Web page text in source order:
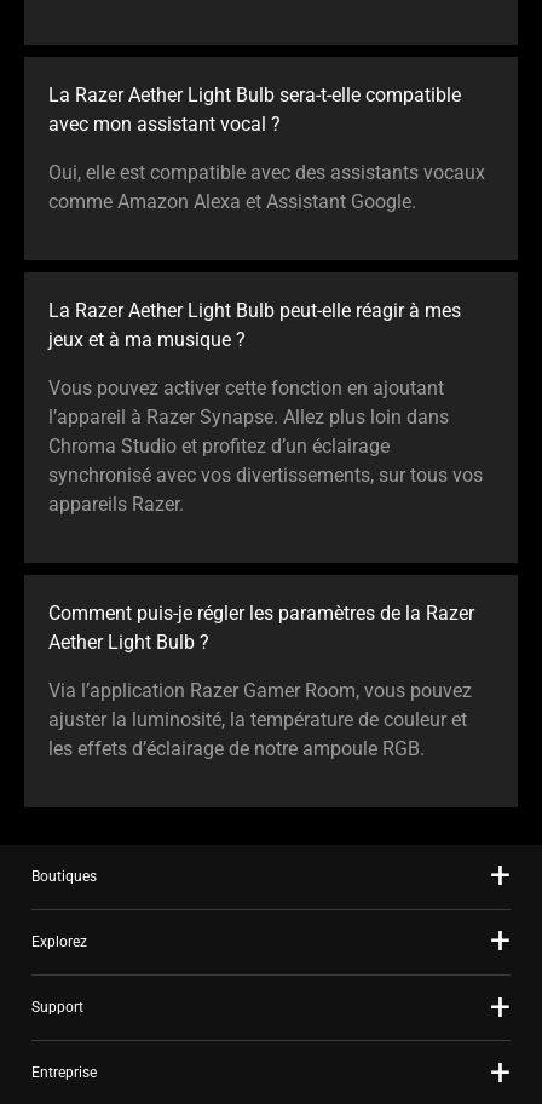
La Razer Aether Light Bulb sera-t-elle compatible
avec mon assistant vocal ?
Oui, elle est compatible avec des assistants vocaux
comme Amazon Alexa et Assistant Google.
La Razer Aether Light Bulb peut-elle réagir à mes
jeux et à ma musique ?
Vous pouvez activer cette fonction en ajoutant
l’appareil à Razer Synapse. Allez plus loin dans
Chroma Studio et profitez d’un éclairage
synchronisé avec vos divertissements, sur tous vos
appareils Razer.
Comment puis-je régler les paramètres de la Razer
Aether Light Bulb ?
Via l’application Razer Gamer Room, vous pouvez
ajuster la luminosité, la température de couleur et
les effets d’éclairage de notre ampoule RGB.
Boutiques
Explorez
Support
Entreprise